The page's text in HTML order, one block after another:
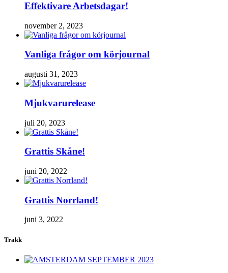
Effektivare Arbetsdagar!
november 2, 2023
Vanliga frågor om körjournal
augusti 31, 2023
Mjukvarurelease
juli 20, 2023
Grattis Skåne!
juni 20, 2022
Grattis Norrland!
juni 3, 2022
Trakk